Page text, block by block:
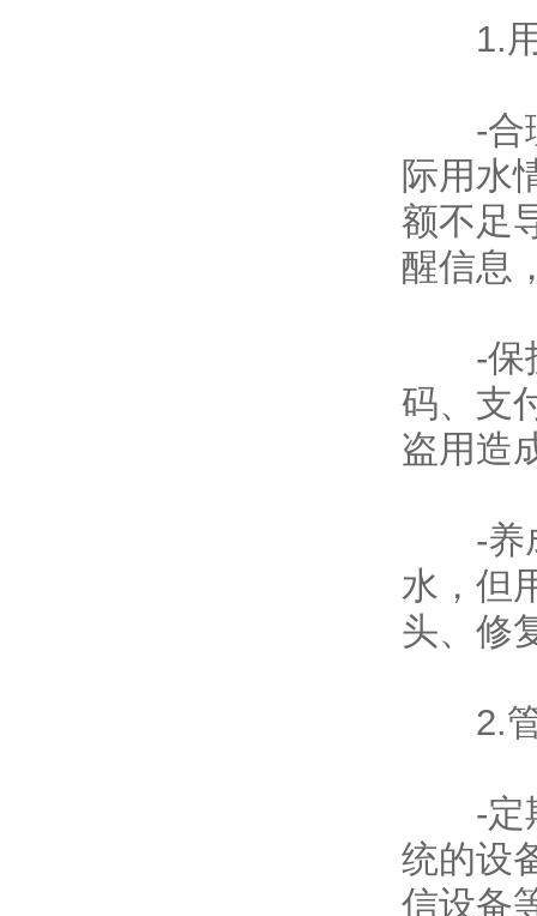
1.用
-合理
际用水
额不足
醒信息
-保护
码、支
盗用造
-养成
水，但
头、修
2.管
-定期
统的设
信设备